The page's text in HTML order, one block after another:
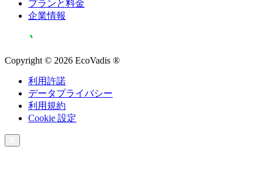
プランと料金
企業情報
Copyright © 2026 EcoVadis ®
利用許諾
データプライバシー
利用規約
Cookie 設定